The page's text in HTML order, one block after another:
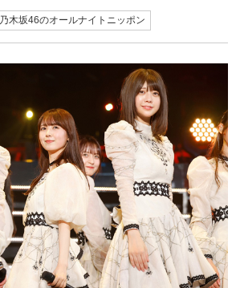
乃木坂46のオールナイトニッポン